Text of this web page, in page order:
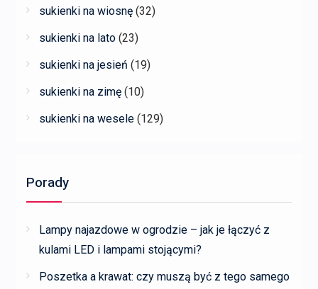
sukienki na wiosnę (32)
sukienki na lato (23)
sukienki na jesień (19)
sukienki na zimę (10)
sukienki na wesele (129)
Porady
Lampy najazdowe w ogrodzie – jak je łączyć z
kulami LED i lampami stojącymi?
Poszetka a krawat: czy muszą być z tego samego